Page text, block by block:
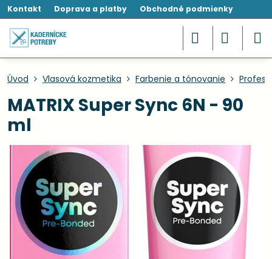
Kontakt Doprava a platby Obchodné podmienky
Úvod Vlasová kozmetika Farbenie a tónovanie
MATRIX Super Sync 6N - 90
ml